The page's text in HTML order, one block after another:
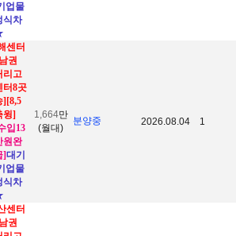
업물
식차
센터
권
리고
터8곳
][8,5
윙]
입13
원완
]대기
업물
식차
1,664만
(월대)
분양중 2026.08.04 1
센터
권